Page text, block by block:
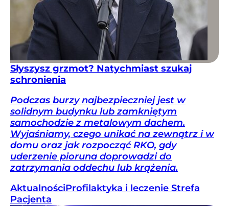
Słyszysz grzmot? Natychmiast szukaj
schronienia
Podczas burzy najbezpieczniej jest w
solidnym budynku lub zamkniętym
samochodzie z metalowym dachem.
Wyjaśniamy, czego unikać na zewnątrz i w
domu oraz jak rozpocząć RKO, gdy
uderzenie pioruna doprowadzi do
zatrzymania oddechu lub krążenia.
AktualnościProfilaktyka i leczenie Strefa
Pacjenta